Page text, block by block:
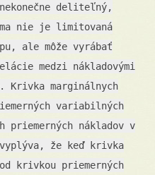
deliteľný,
nie je limitovaná
ale môže vyrábať
medzi nákladovými
Krivka marginálnych
variabilných
priemerných nákladov v
že keď krivka
krivkou priemerných